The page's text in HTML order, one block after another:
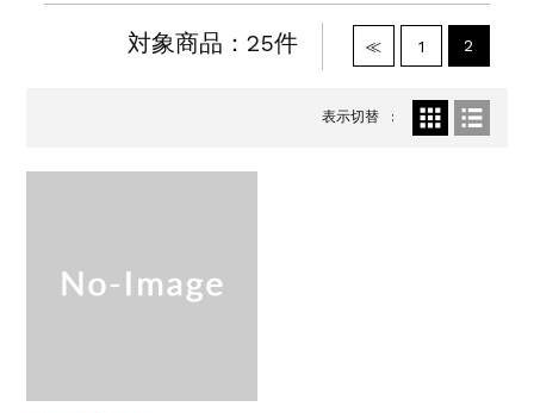
≪ 1 2
対象商品：25件
表示切替